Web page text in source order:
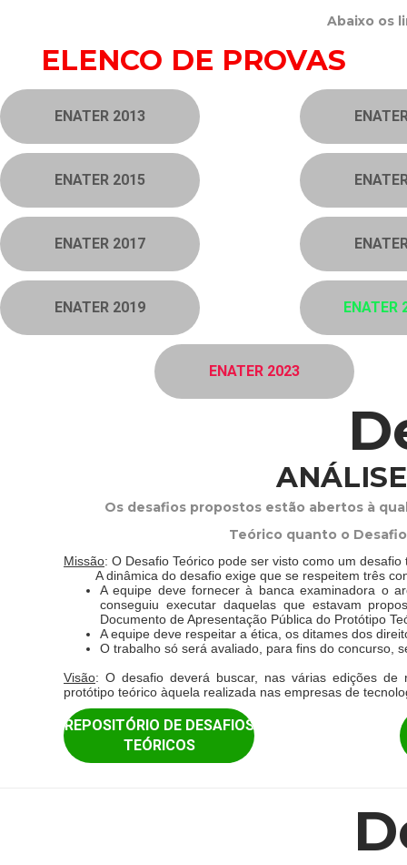
Abaixo os
ELENCO DE PROVAS
Os desafios propostos estão abertos à
Teórico quanto o
REPOSITÓRIO DE DESAFIOS
TEÓRICOS
Missão: O Desafio Teórico pode ser visto como um
A dinâmica do desafio exige que se respeitem três
A equipe deve fornecer à banca examinadora o
conseguiu executar daquelas que estavam
Documento de Apresentação Pública do Protótipo
A equipe deve respeitar a ética, os ditames dos
O trabalho só será avaliado, para fins do concurso,
Visão: O desafio deverá buscar, nas várias edições de
protótipo teórico àquela realizada nas empresas de
ENATER 2015
ENATER 2013
ENATER 2017
ENATER 2019 ENATER
ENATER 2023